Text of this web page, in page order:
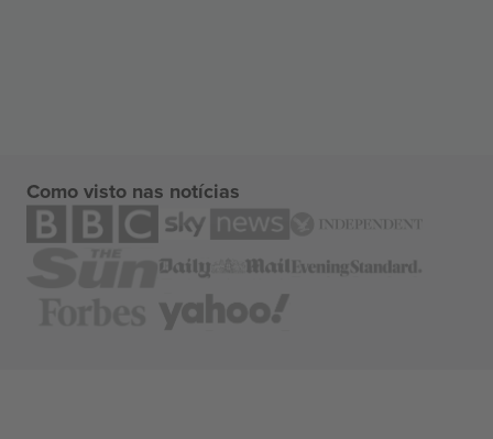
Como visto nas notícias